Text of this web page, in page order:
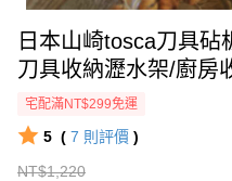
日本山崎tosca刀具
刀具收納瀝水架/廚房
宅配滿NT$299免運
5 ( 7 則評價 )
NT$1,220